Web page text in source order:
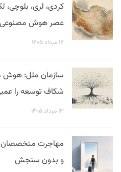
کردی، لری، بلوچی،
عصر هوش مصنوعی
۱۴ مرداد ۱۴۰۵
سازمان ملل: هوش
شکاف توسعه را
۱۳ مرداد ۱۴۰۵
مهاجرت متخصصان
و بدون سنجش